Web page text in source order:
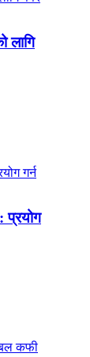
लागि
प्रयोग